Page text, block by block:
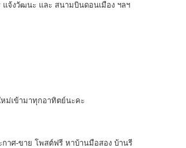
จ้งวัฒนะ และ สนามบินดอนเมือง ฯลฯ
ม่เข้ามาทุกอาทิตย์นะคะ
กาศ-ขาย โพสต์ฟรี หาบ้านมือสอง บ้านรี